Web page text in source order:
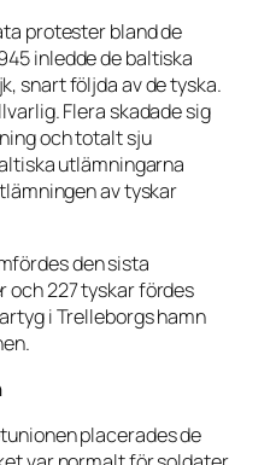
protester bland de
inledde de baltiska
snart följda av de tyska.
Flera skadade sig
och totalt sju
utlämningarna
av tyskar
den sista
och 227 tyskar fördes
i Trelleborgs hamn
placerades de